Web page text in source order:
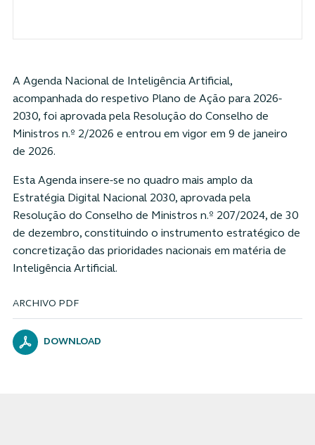
ARCHIVO PDF
DOWNLOAD
A Agenda Nacional de Inteligência Artificial,
acompanhada do respetivo Plano de Ação para 2026-
2030, foi aprovada pela Resolução do Conselho de
Ministros n.º 2/2026 e entrou em vigor em 9 de janeiro
de 2026.
Esta Agenda insere-se no quadro mais amplo da
Estratégia Digital Nacional 2030, aprovada pela
Resolução do Conselho de Ministros n.º 207/2024, de 30
de dezembro, constituindo o instrumento estratégico de
concretização das prioridades nacionais em matéria de
Inteligência Artificial.